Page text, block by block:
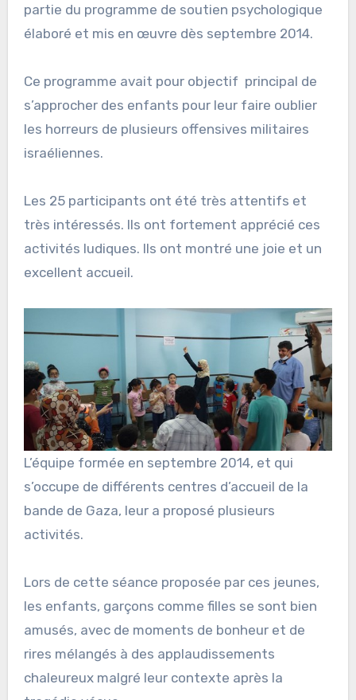
partie du programme de soutien psychologique
élaboré et mis en œuvre dès septembre 2014.
Ce programme avait pour objectif principal de
s’approcher des enfants pour leur faire oublier
les horreurs de plusieurs offensives militaires
israéliennes.
Les 25 participants ont été très attentifs et
très intéressés. Ils ont fortement apprécié ces
activités ludiques. Ils ont montré une joie et un
excellent accueil.
L’équipe formée en septembre 2014, et qui
s’occupe de différents centres d’accueil de la
bande de Gaza, leur a proposé plusieurs
activités.
Lors de cette séance proposée par ces jeunes,
les enfants, garçons comme filles se sont bien
amusés, avec de moments de bonheur et de
rires mélangés à des applaudissements
chaleureux malgré leur contexte après la